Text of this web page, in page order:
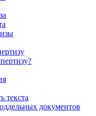
текста
документов